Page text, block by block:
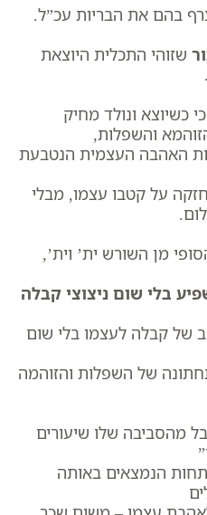
בהם את הבריות עכ”ל.
שזוהי התכלית היוצאת
כשיוצא ונולד מחיק
והשפלות,
האהבה העצמית הנטבעת
על קטבו עצמו, מבלי
מן השורש ית’ וית’,
בלי שום ניצוצי קבלה
של קבלה לעצמו בלי שום
של השפלות והזוהמה
מהסביבה שלו שיעורים
הנמצאים באותה